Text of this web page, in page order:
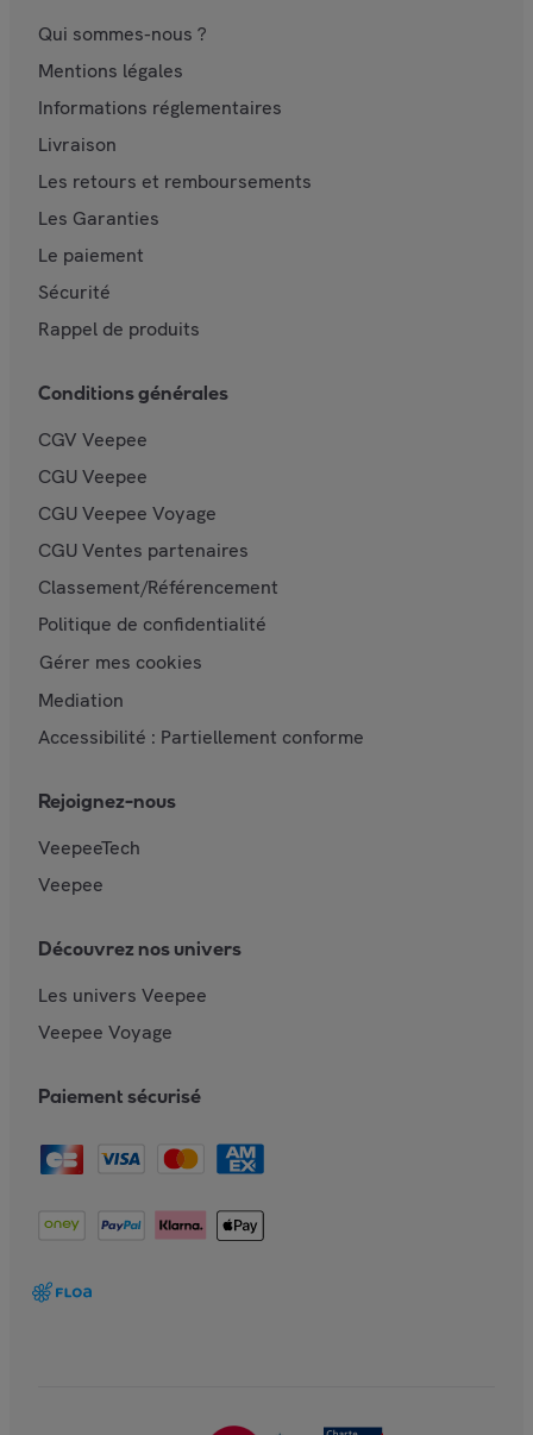
Qui sommes-nous ?
Mentions légales
Informations réglementaires
Livraison
Les retours et remboursements
Les Garanties
Le paiement
Sécurité
Rappel de produits
Conditions générales
CGV Veepee
CGU Veepee
CGU Veepee Voyage
CGU Ventes partenaires
Classement/Référencement
Politique de confidentialité
Gérer mes cookies
Mediation
Accessibilité : Partiellement conforme
Rejoignez-nous
VeepeeTech
Veepee
Découvrez nos univers
Les univers Veepee
Veepee Voyage
Paiement sécurisé